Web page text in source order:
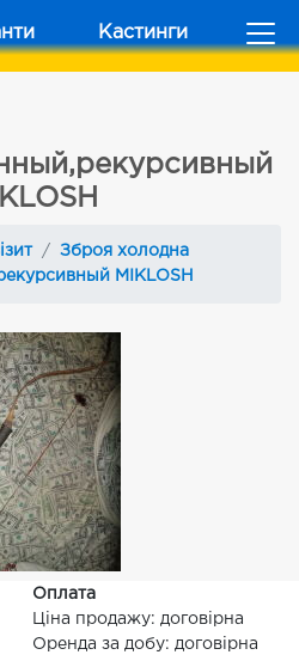
Кастинги
Зброя холодна
MIKLOSH
Оплата
Ціна продажу: договірна
Оренда за добу: договірна